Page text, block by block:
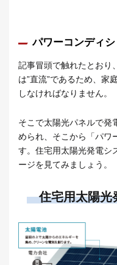
パワーコンディ
記事冒頭で触れたとおり
は”直流”であるため、家
しなければなりません。
そこで太陽光パネルで発
められ、そこから「パワ
す。住宅用太陽光発電シ
ージを見てみましょう。
住宅用太陽光